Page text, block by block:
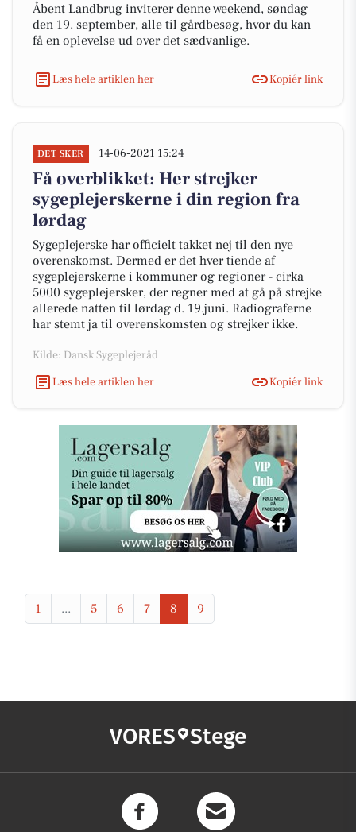
Åbent Landbrug inviterer denne weekend, søndag
den 19. september, alle til gårdbesøg, hvor du kan
få en oplevelse ud over det sædvanlige.
Læs hele artiklen her Kopiér link
DET SKER 14-06-2021 15:24
Få overblikket: Her strejker
sygeplejerskerne i din region fra
lørdag
Sygeplejerske har officielt takket nej til den nye
overenskomst. Dermed er det hver tiende af
sygeplejerskerne i kommuner og regioner - cirka
5000 sygeplejersker, der regner med at gå på strejke
allerede natten til lørdag d. 19.juni. Radiograferne
har stemt ja til overenskomsten og strejker ikke.
Kilde: Dansk Sygeplejeråd
Læs hele artiklen her
Kopiér link
1 ... 5 6 7 8 9
VORES Stege